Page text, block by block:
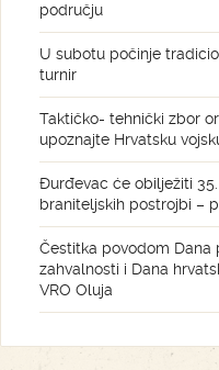
području
U subotu počinje
turnir
Taktičko- tehnički zbor
upoznajte Hrvatsku
Đurđevac će obilježiti
braniteljskih postrojbi –
Čestitka povodom Dana
zahvalnosti i Dana
VRO Oluja